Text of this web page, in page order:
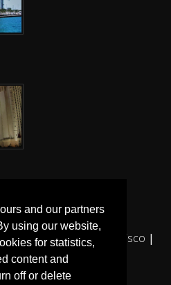
and our partners
using our website,
for statistics,
content and
off or delete
the World|San Francisco |